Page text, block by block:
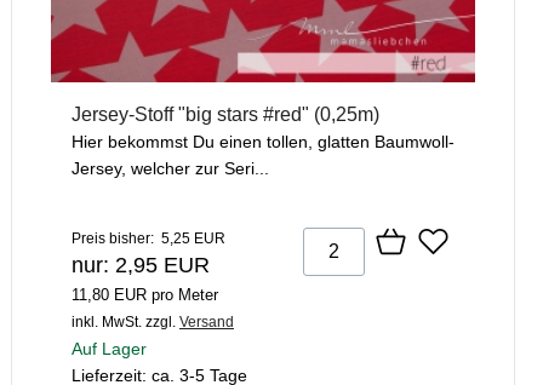
Jersey-Stoff "big stars #red" (0,25m)
Hier bekommst Du einen tollen, glatten Baumwoll-
Jersey, welcher zur Seri...
Preis bisher: 5,25 EUR
nur: 2,95 EUR
11,80 EUR pro Meter
inkl. MwSt. zzgl. Versand
Auf Lager
Lieferzeit: ca. 3-5 Tage